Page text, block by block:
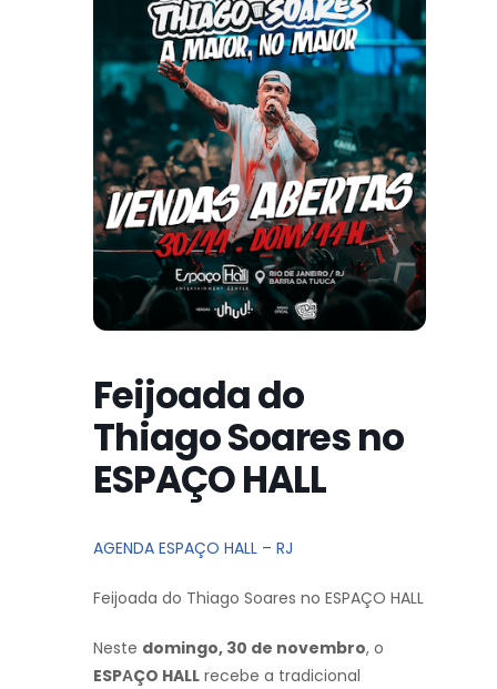
Feijoada do
Thiago Soares no
ESPAÇO HALL
AGENDA ESPAÇO HALL – RJ
Feijoada do Thiago Soares no ESPAÇO HALL
Neste domingo, 30 de novembro, o
ESPАÇO HALL recebe a tradicional